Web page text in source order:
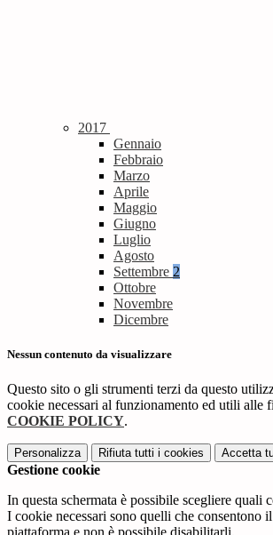
2017
Gennaio
Febbraio
Marzo
Aprile
Maggio
Giugno
Luglio
Agosto
Settembre 2
Ottobre
Novembre
Dicembre
Nessun contenuto da visualizzare
Questo sito o gli strumenti terzi da questo
cookie necessari al funzionamento ed utili alle
COOKIE POLICY.
Personalizza Rifiuta tutti i cookies Accetta
Gestione cookie
In questa schermata è possibile scegliere quali
I cookie necessari sono quelli che consentono